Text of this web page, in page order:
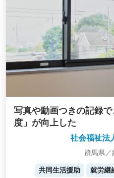
写真や動画つきの記録
度」が向上した
社会福祉法
群馬県／
共同生活援助 就労継